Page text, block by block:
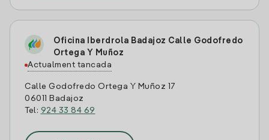
Oficina Iberdrola Badajoz Calle Godofredo
Ortega Y Muñoz
Actualment tancada
Calle Godofredo Ortega Y Muñoz 17
06011 Badajoz
Tel: 924 33 84 69